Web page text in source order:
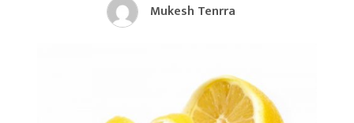
Mukesh Tenrra